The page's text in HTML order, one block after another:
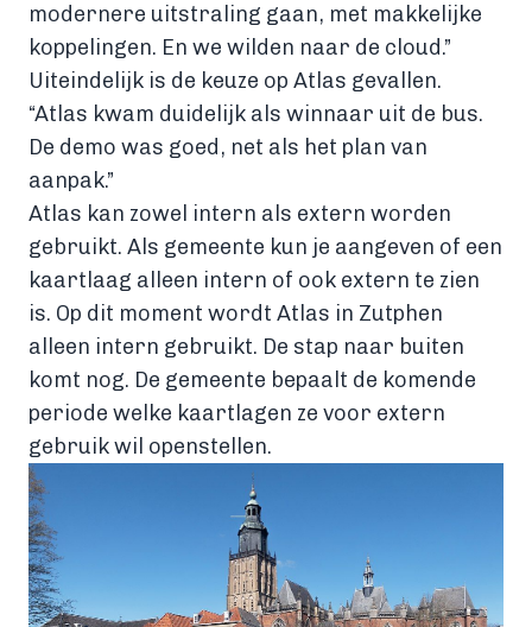
modernere uitstraling gaan, met makkelijke
koppelingen. En we wilden naar de cloud.”
Uiteindelijk is de keuze op Atlas gevallen.
“Atlas kwam duidelijk als winnaar uit de bus.
De demo was goed, net als het plan van
aanpak.”
Atlas kan zowel intern als extern worden
gebruikt. Als gemeente kun je aangeven of een
kaartlaag alleen intern of ook extern te zien
is. Op dit moment wordt Atlas in Zutphen
alleen intern gebruikt. De stap naar buiten
komt nog. De gemeente bepaalt de komende
periode welke kaartlagen ze voor extern
gebruik wil openstellen.